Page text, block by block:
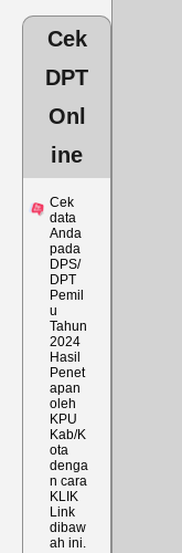
Cek
DPT
Onl
ine
Cek
data
Anda
pada
DPS/
DPT
Pemil
u
Tahun
2024
Hasil
Penet
apan
oleh
KPU
Kab/K
ota
denga
n cara
KLIK
Link
dibaw
ah ini.